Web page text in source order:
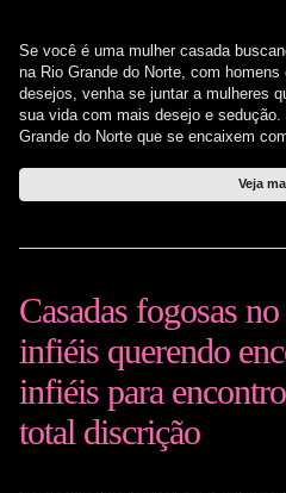
Se você é uma mulher casada
na Rio Grande do Norte, com
desejos, venha se juntar a mulheres
sua vida com mais desejo e
Grande do Norte que se encaixem
Veja
Casadas fogosas
infiéis querendo
infiéis para
total discrição